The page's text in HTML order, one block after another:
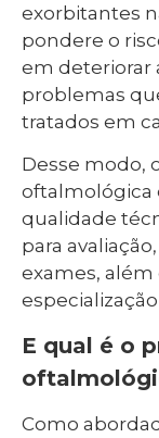
exorbitantes
pondere o
em deteriorar
problemas
tratados em
Desse modo,
oftalmológica
qualidade
para
exames,
E qual é o
Como